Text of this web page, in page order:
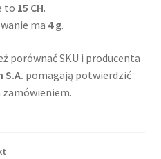
to 15 CH.
ma 4 g.
porównać SKU i producenta
S.A. pomagają potwierdzić